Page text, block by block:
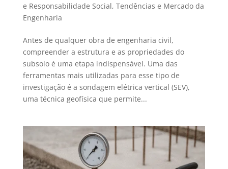
e Responsabilidade Social, Tendências e Mercado da
Engenharia
Antes de qualquer obra de engenharia civil,
compreender a estrutura e as propriedades do
subsolo é uma etapa indispensável. Uma das
ferramentas mais utilizadas para esse tipo de
investigação é a sondagem elétrica vertical (SEV),
uma técnica geofísica que permite...